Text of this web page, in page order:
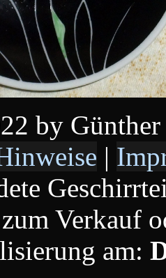
by
|
Verkauf
am: